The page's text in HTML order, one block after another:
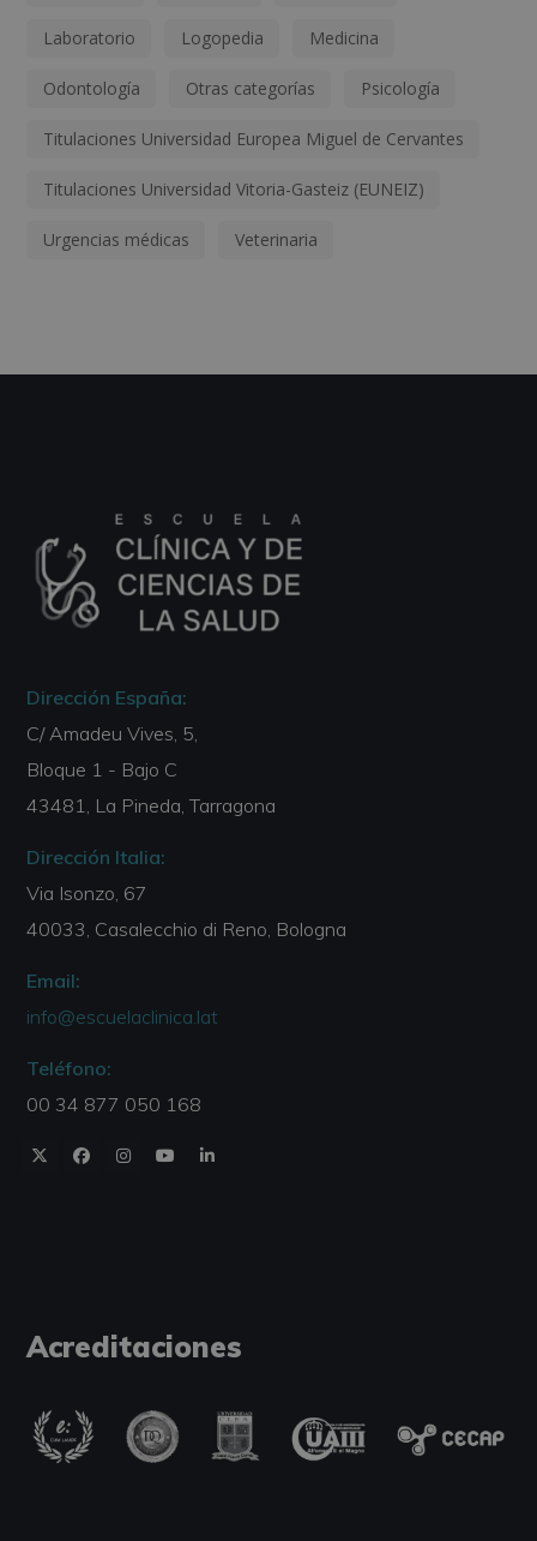
Laboratorio Logopedia Medicina
Odontología Otras categorías Psicología
Titulaciones Universidad Europea Miguel de Cervantes
Titulaciones Universidad Vitoria-Gasteiz (EUNEIZ)
Urgencias médicas Veterinaria
Dirección España:
C/ Amadeu Vives, 5,
Bloque 1 - Bajo C
43481, La Pineda, Tarragona
Dirección Italia:
Via Isonzo, 67
40033, Casalecchio di Reno, Bologna
Email:
info@escuelaclinica.lat
Teléfono:
00 34 877 050 168
Acreditaciones